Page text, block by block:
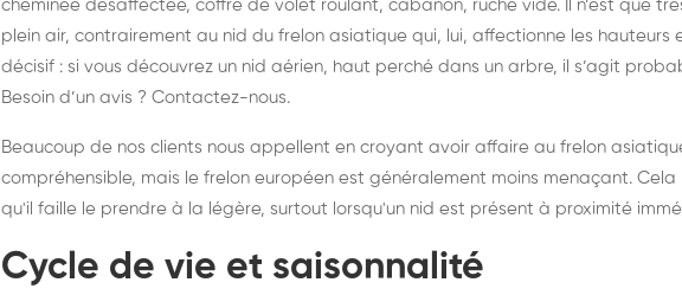
cheminée désaffectée, coffre de volet roulant, cabanon, ruche vide. Il n’est que
plein air, contrairement au nid du frelon asiatique qui, lui, affectionne les hauteurs
décisif : si vous découvrez un nid aérien, haut perché dans un arbre, il s’agit
Besoin d’un avis ? Contactez-nous.
Beaucoup de nos clients nous appellent en croyant avoir affaire au frelon
compréhensible, mais le frelon européen est généralement moins menaçant.
qu'il faille le prendre à la légère, surtout lorsqu'un nid est présent à proximité
Cycle de vie et saisonnalité